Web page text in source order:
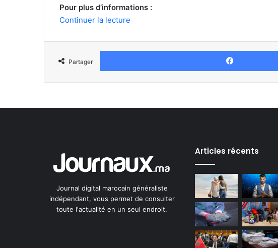
Pour plus d’informations :
Continuer la lecture
Partager
Journal digital marocain généraliste
indépendant, vous permet de consulter
toute l'actualité en un seul endroit.
Articles récents